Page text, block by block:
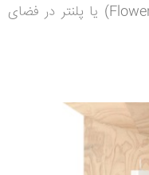
رفتیم که با کمک فلاور باکس (Flower Box) یا پلنتر در فضای